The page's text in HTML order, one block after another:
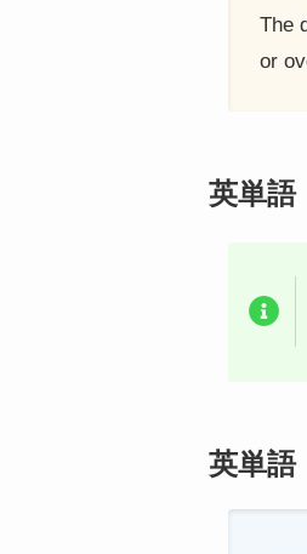
The
or
英単語
英単語